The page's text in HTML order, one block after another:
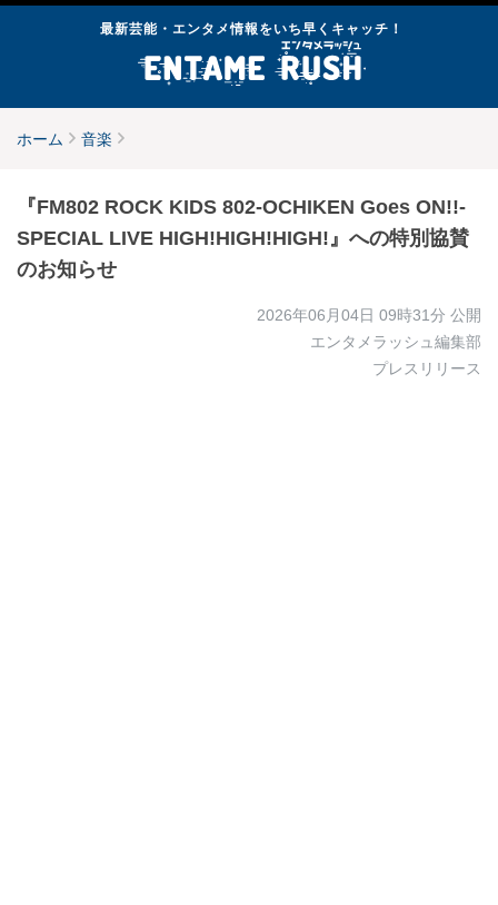
最新芸能・エンタメ情報をいち早くキャッチ！
ホーム 音楽
『FM802 ROCK KIDS 802-OCHIKEN Goes ON!!-
SPECIAL LIVE HIGH!HIGH!HIGH!』への特別協賛
のお知らせ
2026年06月04日 09時31分 公開
エンタメラッシュ編集部
プレスリリース